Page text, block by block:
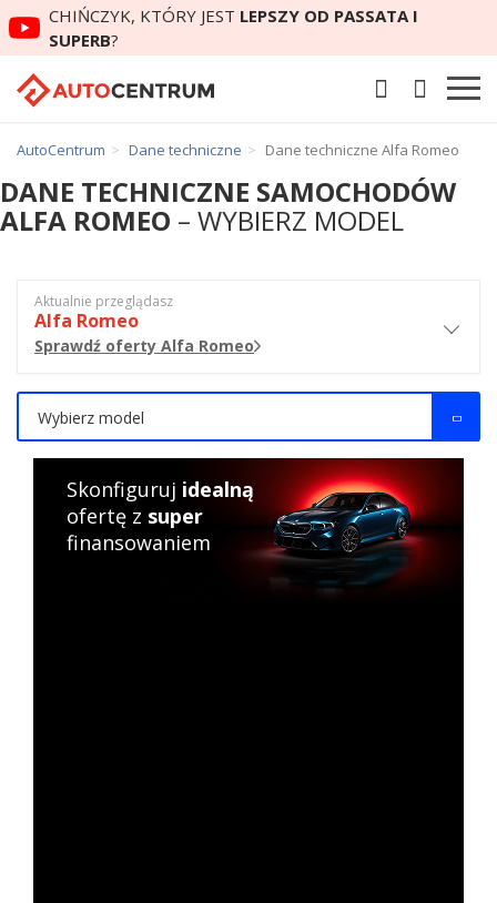
CHIŃCZYK, KTÓRY JEST LEPSZY OD PASSATA I
SUPERB?
AutoCentrum Dane techniczne Dane techniczne Alfa Romeo
DANE TECHNICZNE SAMOCHODÓW
ALFA ROMEO – WYBIERZ MODEL
Aktualnie przeglądasz
Alfa Romeo
Sprawdź oferty Alfa Romeo
Wybierz model
Skonfiguruj idealną
ofertę z super
finansowaniem